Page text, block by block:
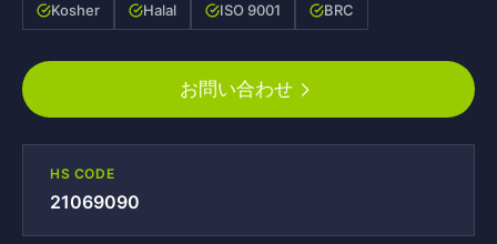
Kosher Halal ISO 9001 BRC
お問い合わせ
HS CODE
21069090